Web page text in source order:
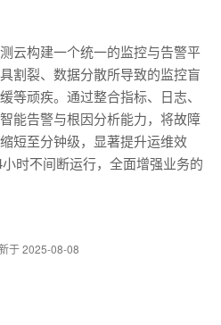
云构建一个统一的监控与告警平
割裂、数据分散所导致的监控盲
等顽疾。通过整合指标、日志、
能告警与根因分析能力，将故障
短至分钟级，显著提升运维效
时不间断运行，全面增强业务的
于 2025-08-08